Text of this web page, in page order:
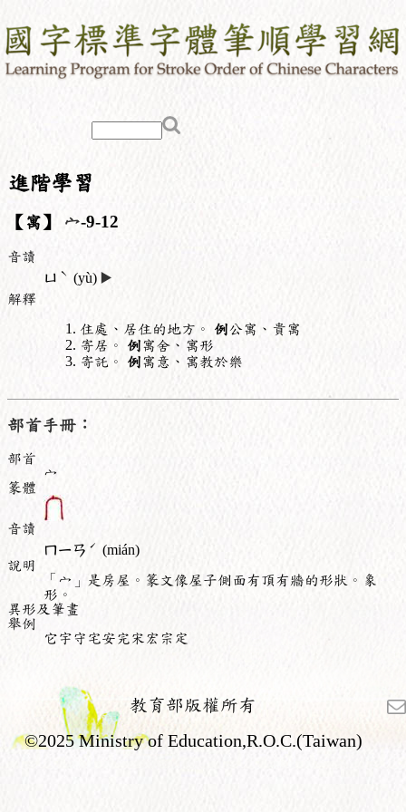
進階學習
【寓】 宀-9-12
音讀
ㄩ ˋ (yù) ▶️
解釋
住處、居住的地方。 例公寓、貴寓
寄居。 例寓舍、寓形
寄託。 例寓意、寓教於樂
部首手冊：
部首
宀
篆體
音讀
ㄇㄧㄢ ˊ (mián)
說明
「宀」是房屋。篆文像屋子側面有頂有牆的形狀。象
形。
異形及筆畫
舉例
它宇守宅安完宋宏宗定
教育部版權所有
©2025 Ministry of Education,R.O.C.(Taiwan)